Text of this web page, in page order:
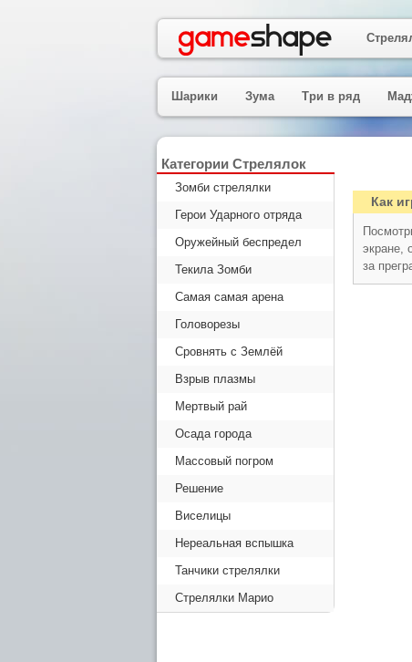
Как
экране,
за
Категории Стрелялок
Зомби стрелялки
Герои Ударного отряда
Оружейный беспредел
Текила Зомби
Самая самая арена
Головорезы
Сровнять с Землёй
Взрыв плазмы
Мертвый рай
Осада города
Массовый погром
Решение
Виселицы
Нереальная вспышка
Танчики стрелялки
Стрелялки Марио
Шарики Зума Три в ряд